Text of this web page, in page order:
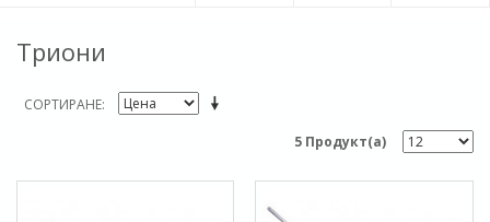
Триони
СОРТИРАНЕ
5 Продукт(а)